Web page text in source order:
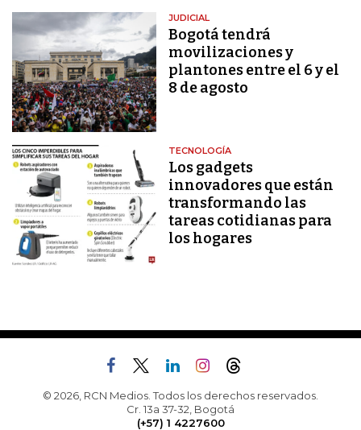
JUDICIAL
Bogotá tendrá
movilizaciones y
plantones entre el 6 y el
8 de agosto
TECNOLOGÍA
Los gadgets
innovadores que están
transformando las
tareas cotidianas para
los hogares
© 2026, RCN Medios. Todos los derechos reservados.
Cr. 13a 37-32, Bogotá
(+57) 1 4227600